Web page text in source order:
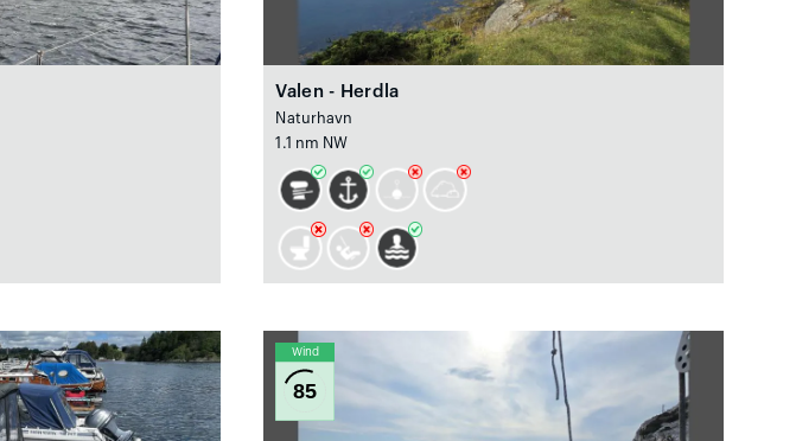
Valen - Herdla
Naturhavn
1.1 nm NW
Wind
85